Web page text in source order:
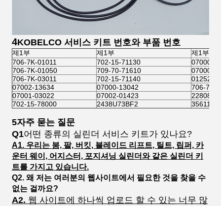
4KOBELCO 서비스 키트 번호와 부품 번호
제1부 제1부
제1부
706-7K-01011
702-15-71130
07000-
706-7K-01050
709-70-71610
07000-
706-7K-03011
702-15-71140
01252-
07002-13634
07000-13042
706-7G-
07001-03022
07002-01423
2280807
702-15-78000
2438U73BF2 3561178
5자주 묻는 질문
Q1어떤 종류의 실린더 서비스 키트가 있나요?
A1. 우리는 붐, 팔, 버킷, 블레이드 리프트, 틸트, 립퍼, 카
운터 웨이, 어지스터, 포지셔닝 실린더와 같은 실린더 키
트를 가지고 있습니다.
Q2. 왜 저는 여러분의 웹사이트에서 필요한 것을 찾을 수
없는 걸까요?
A2. 웹 사이트에 하나씩 업로드 할 수 있는 너무 많